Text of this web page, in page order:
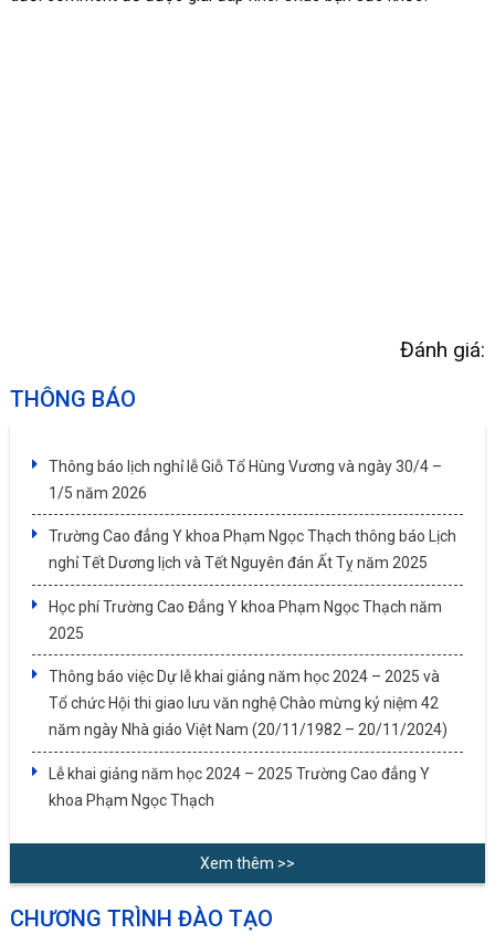
Đánh giá:
THÔNG BÁO
Thông báo lịch nghỉ lễ Giỗ Tổ Hùng Vương và ngày 30/4 –
1/5 năm 2026
Trường Cao đẳng Y khoa Phạm Ngọc Thạch thông báo Lịch
nghỉ Tết Dương lịch và Tết Nguyên đán Ất Tỵ năm 2025
Học phí Trường Cao Đẳng Y khoa Phạm Ngọc Thạch năm
2025
Thông báo việc Dự lễ khai giảng năm học 2024 – 2025 và
Tổ chức Hội thi giao lưu văn nghệ Chào mừng kỷ niệm 42
năm ngày Nhà giáo Việt Nam (20/11/1982 – 20/11/2024)
Lễ khai giảng năm học 2024 – 2025 Trường Cao đẳng Y
khoa Phạm Ngọc Thạch
Xem thêm >>
CHƯƠNG TRÌNH ĐÀO TẠO